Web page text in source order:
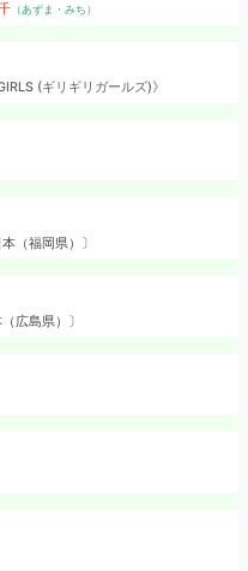
（あずま・みち）
(ギリギリガールズ)》
（福岡県）〕
広島県）〕